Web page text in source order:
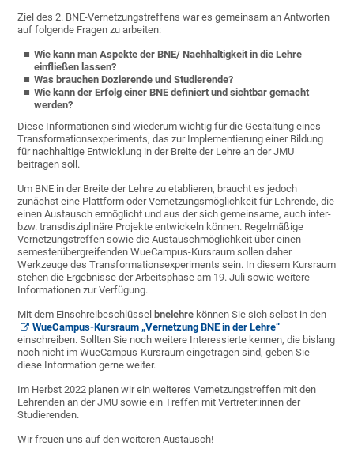
Ziel des 2. BNE-Vernetzungstreffens war es gemeinsam an Antworten
auf folgende Fragen zu arbeiten:
Wie kann man Aspekte der BNE/ Nachhaltigkeit in die Lehre
einfließen lassen?
Was brauchen Dozierende und Studierende?
Wie kann der Erfolg einer BNE definiert und sichtbar gemacht
werden?
Diese Informationen sind wiederum wichtig für die Gestaltung eines
Transformationsexperiments, das zur Implementierung einer Bildung
für nachhaltige Entwicklung in der Breite der Lehre an der JMU
beitragen soll.
Um BNE in der Breite der Lehre zu etablieren, braucht es jedoch
zunächst eine Plattform oder Vernetzungsmöglichkeit für Lehrende, die
einen Austausch ermöglicht und aus der sich gemeinsame, auch inter-
bzw. transdisziplinäre Projekte entwickeln können. Regelmäßige
Vernetzungstreffen sowie die Austauschmöglichkeit über einen
semesterübergreifenden WueCampus-Kursraum sollen daher
Werkzeuge des Transformationsexperiments sein. In diesem Kursraum
stehen die Ergebnisse der Arbeitsphase am 19. Juli sowie weitere
Informationen zur Verfügung.
Mit dem Einschreibeschlüssel bnelehre können Sie sich selbst in den
WueCampus-Kursraum „Vernetzung BNE in der Lehre“
einschreiben. Sollten Sie noch weitere Interessierte kennen, die bislang
noch nicht im WueCampus-Kursraum eingetragen sind, geben Sie
diese Information gerne weiter.
Im Herbst 2022 planen wir ein weiteres Vernetzungstreffen mit den
Lehrenden an der JMU sowie ein Treffen mit Vertreter:innen der
Studierenden.
Wir freuen uns auf den weiteren Austausch!